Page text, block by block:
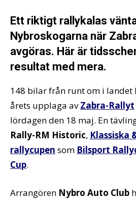
Ett riktigt rallykalas
Nybroskogarna när
avgöras. Här är
resultat med mera.
148 bilar från runt om i landet
årets upplaga avZabra-Rallyt
lördagen den 18 maj. En
Rally-RM Historic, Klassiska
rallycupen som Bilsport
Cup.
Arrangören Nybro Auto Club